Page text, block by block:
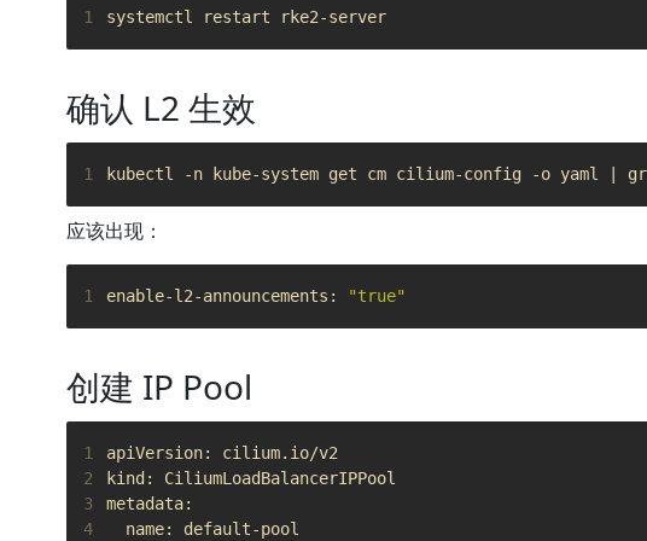
18
1 systemctl restart rke2-server
确认 L2 生效
1 kubectl -n kube-system get cm cilium-config -o yaml
应该出现：
1 enable-l2-announcements: "true"
创建 IP Pool
1
2
3
4